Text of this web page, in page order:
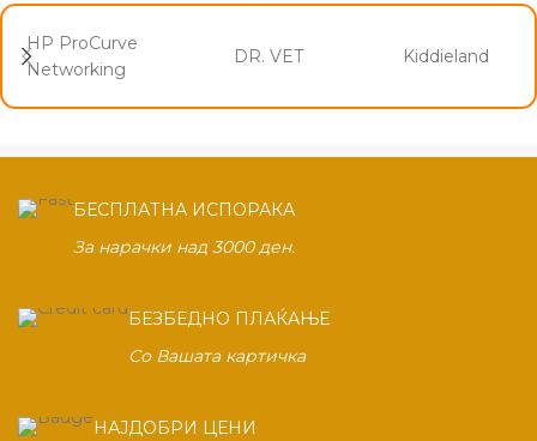
HP ProCurve
Networking
DR. VET Kiddieland
БЕСПЛАТНА ИСПОРАКА
За нарачки над 3000 ден.
БЕЗБЕДНО ПЛАЌАЊЕ
Со Вашата картичка
НАЈДОБРИ ЦЕНИ